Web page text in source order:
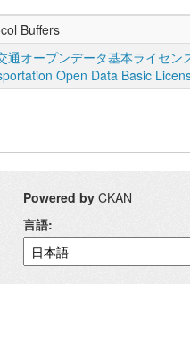
Buffers
通オープンデータ基本ライセン
Open Data Basic
Powered by CKAN
言語